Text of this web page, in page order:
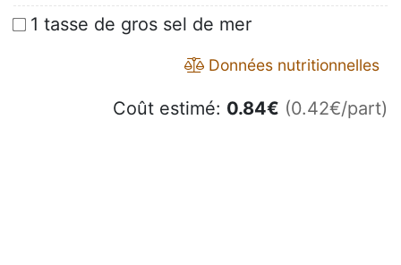
1 tasse de gros sel de mer
Données nutritionnelles
Coût estimé: 0.84€ (0.42€/part)